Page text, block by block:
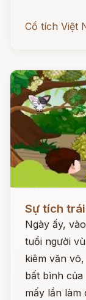
Cổ tích Việt
Sự tích
Ngày ấy,
tuổi người
kiêm văn
bất bình của
mấy lần làm